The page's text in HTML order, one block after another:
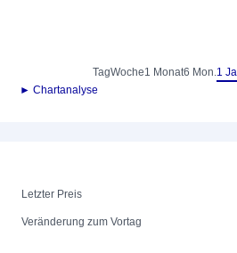
TagWoche1 Monat6 Mon.1
► Chartanalyse
Letzter Preis
Veränderung zum Vortag